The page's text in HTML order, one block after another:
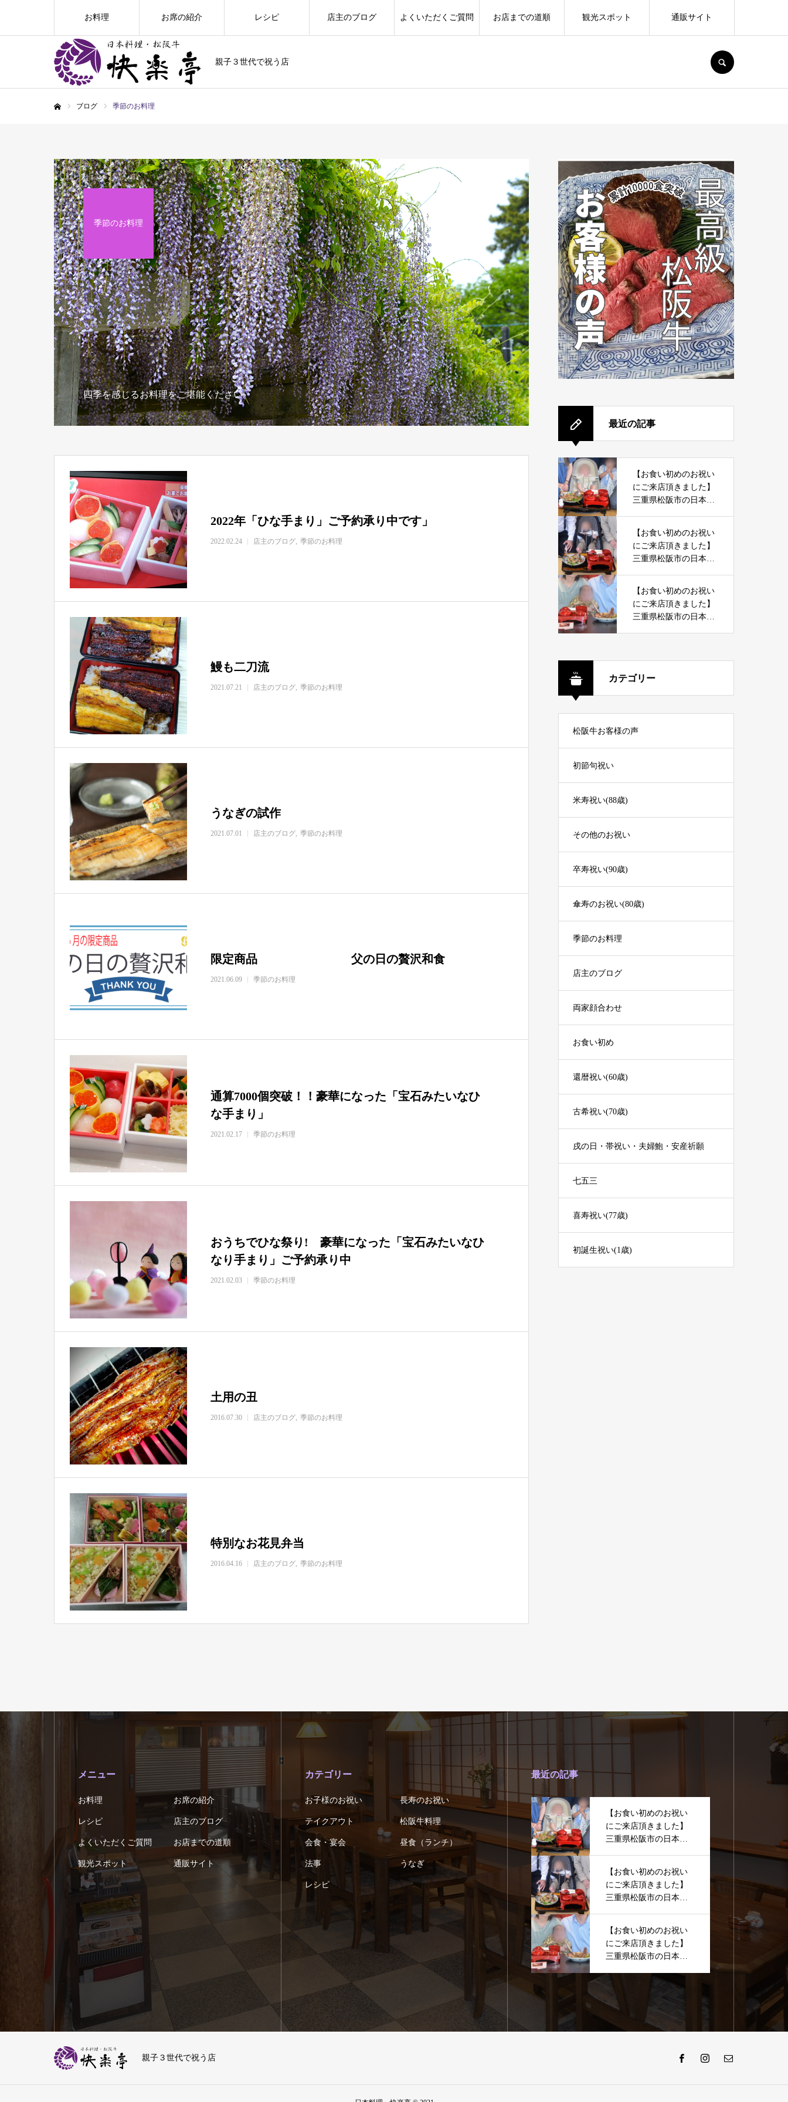
親子３世代で祝う店
お料理 お席の紹介 レシピ 店主のブログ よくいただくご質問 お店までの道順 観光スポット 通販サイト
ブログ 季節のお料理
季節のお料理
四季を感じるお料理をご堪能ください。
2022年「ひな手まり」ご予約承り中です」
2022.02.24 店主のブログ 季節のお料理
鰻も二刀流
2021.07.21 店主のブログ 季節のお料理
うなぎの試作
2021.07.01 店主のブログ 季節のお料理
限定商品 父の日の贅沢和食
2021.06.09 季節のお料理
通算7000個突破！！豪華になった「宝石みたいなひ
な手まり」
2021.02.17 季節のお料理
おうちでひな祭り! 豪華になった「宝石みたいなひ
なり手まり」ご予約承り中
2021.02.03 季節のお料理
土用の丑
2016.07.30 店主のブログ 季節のお料理
特別なお花見弁当
2016.04.16 店主のブログ 季節のお料理
最近の記事
【お食い初めのお祝い
にご来店頂きました】
三重県松阪市の日本料
【お食い初めのお祝い
にご来店頂きました】
三重県松阪市の日本料
【お食い初めのお祝い
にご来店頂きました】
三重県松阪市の日本料
カテゴリー
松阪牛お客様の声
初節句祝い
米寿祝い(88歳)
その他のお祝い
卒寿祝い(90歳)
傘寿のお祝い(80歳)
季節のお料理
店主のブログ
両家顔合わせ
お食い初め
還暦祝い(60歳)
古希祝い(70歳)
戌の日・帯祝い・夫婦鮑・安産祈願
七五三
喜寿祝い(77歳)
初誕生祝い(1歳)
メニュー
お料理 お席の紹介
レシピ 店主のブログ
よくいただくご質問 お店までの道順
観光スポット 通販サイト
カテゴリー
お子様のお祝い 長寿のお祝い
テイクアウト 松阪牛料理
会食・宴会 昼食（ランチ）
法事 うなぎ
レシピ
最近の記事
【お食い初めのお祝い
にご来店頂きました】
三重県松阪市の日本料
【お食い初めのお祝い
にご来店頂きました】
三重県松阪市の日本料
【お食い初めのお祝い
にご来店頂きました】
三重県松阪市の日本料
親子３世代で祝う店